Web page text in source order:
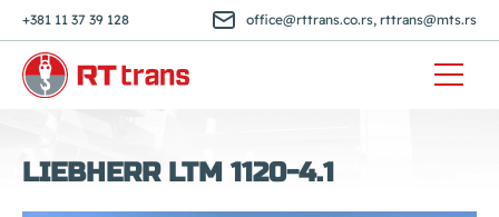
+381 11 37 39 128 office@rttrans.co.rs, rttrans@mts.rs
LIEBHERR LTM 1120-4.1